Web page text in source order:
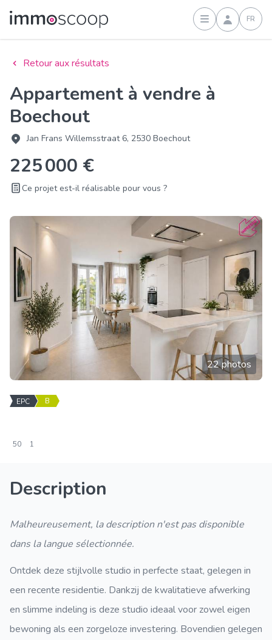
Connexion
FR
Retour aux résultats
Appartement à vendre à
Boechout
Jan Frans Willemsstraat 6, 2530 Boechout
225 000 €
Ce projet est-il réalisable pour vous ?
22 photos
EPC B
50 1
Description
Malheureusement, la description n'est pas disponible
dans la langue sélectionnée.
Ontdek deze stijlvolle studio in perfecte staat, gelegen in
een recente residentie. Dankzij de kwalitatieve afwerking
en slimme indeling is deze studio ideaal voor zowel eigen
bewoning als een zorgeloze investering. Bovendien gelegen